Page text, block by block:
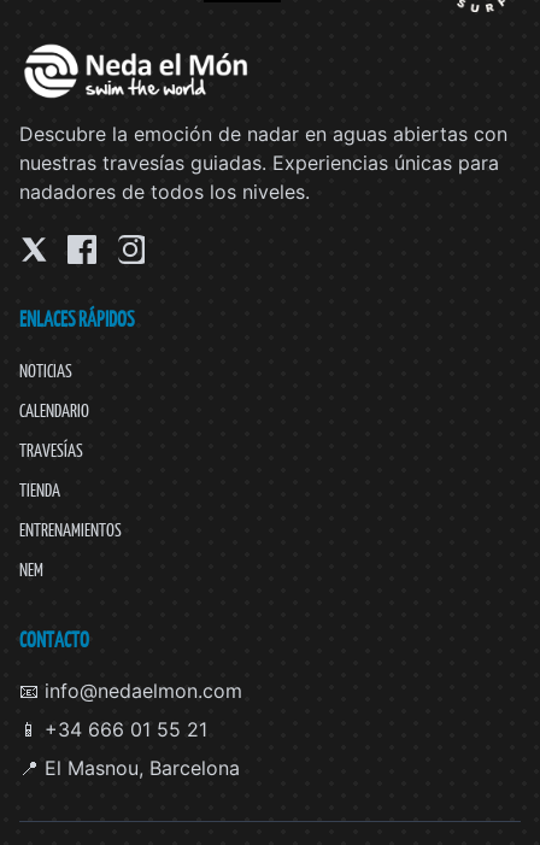
Descubre la emoción de nadar en aguas abiertas con
nuestras travesías guiadas. Experiencias únicas para
nadadores de todos los niveles.
ENLACES RÁPIDOS
NOTICIAS
CALENDARIO
TRAVESÍAS
TIENDA
ENTRENAMIENTOS
NEM
CONTACTO
📧 info@nedaelmon.com
📱 +34 666 01 55 21
📍 El Masnou, Barcelona